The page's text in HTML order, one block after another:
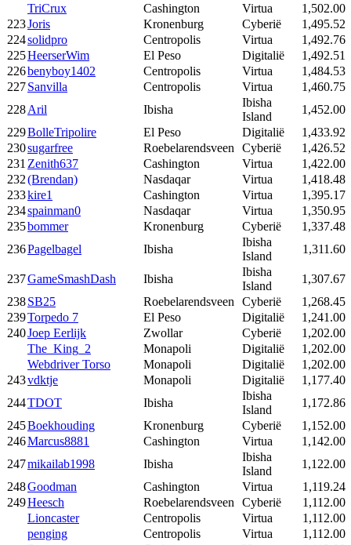
TriCrux
Cashington Virtua
1,502.00
223Joris Kronenburg Cyberië
1,495.52
224solidpro Centropolis Virtua
1,492.76
225HeerserWim El Peso Digitalië
1,492.51
226benyboy1402 Centropolis Virtua
1,484.53
227Sanvilla Centropolis Virtua
1,460.75
228Aril Ibisha
Ibisha
Island
1,452.00
229BolleTripolire El Peso Digitalië
1,433.92
230sugarfree Roebelarendsveen Cyberië
1,426.52
231 Zenith637 Cashington Virtua
1,422.00
232(Brendan) Nasdaqar Virtua
1,418.48
233kire1 Cashington Virtua
1,395.17
234spainman0 Nasdaqar Virtua
1,350.95
235bommer Kronenburg Cyberië
1,337.48
236Pagelbagel Ibisha
Ibisha
Island
1,311.60
237GameSmashDash Ibisha
Ibisha
Island
1,307.67
238SB25 Roebelarendsveen Cyberië
1,268.45
239Torpedo 7 El Peso Digitalië
1,241.00
240Joep Eerlijk Zwollar Cyberië
1,202.00
The_King_2
Monapoli Digitalië
1,202.00
Webdriver Torso
Monapoli Digitalië
1,202.00
243vdktje Monapoli Digitalië
1,177.40
244TDOT Ibisha
Ibisha
Island
1,172.86
245Boekhouding Kronenburg Cyberië
1,152.00
246Marcus8881 Cashington Virtua
1,142.00
247mikailab1998 Ibisha
Ibisha
Island
1,122.00
248Goodman Cashington Virtua
1,119.24
249Heesch Roebelarendsveen Cyberië
1,112.00
Lioncaster
Centropolis Virtua
1,112.00
penging
Centropolis Virtua
1,112.00